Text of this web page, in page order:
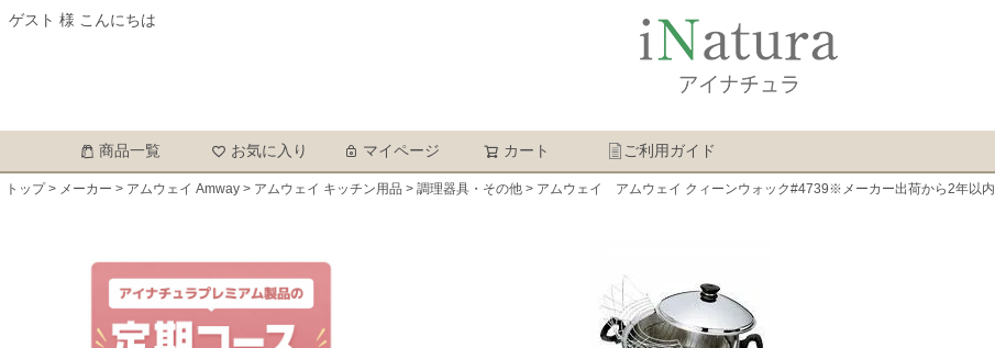
ゲスト 様 こんにちは
商品一覧 お気に入り マイページ カート ご利用ガイド
トップ メーカー アムウェイ Amway アムウェイ キッチン用品 調理器具・その他 アムウェイ アムウェイ クィーンウォック#4739※メーカー出荷から2年以内